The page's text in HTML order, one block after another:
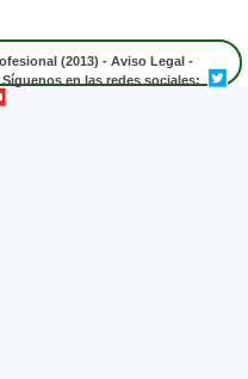
(2013) - Aviso Legal -
Síguenos en las redes sociales: